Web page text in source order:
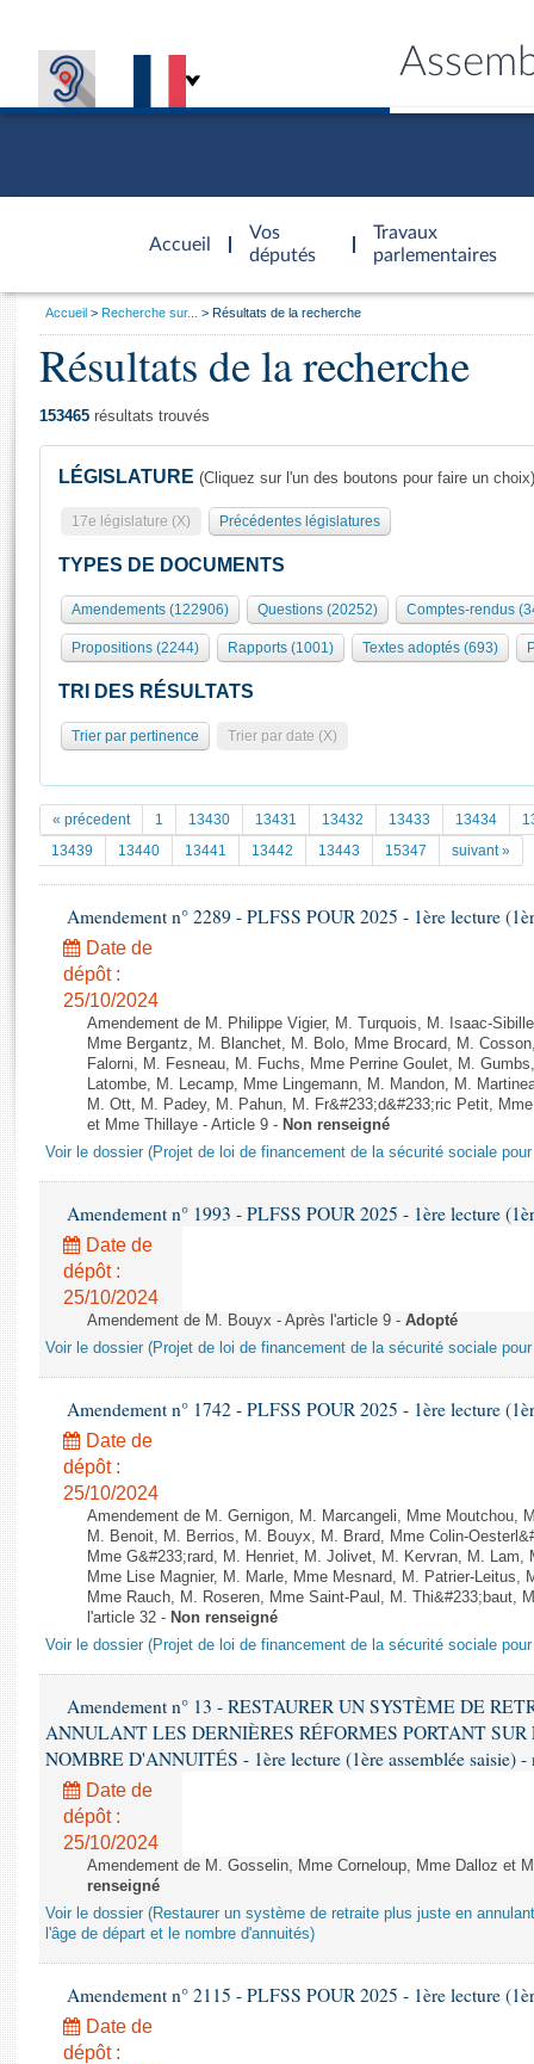
Accueil
d'accueil
Vos
députés
Travaux
parlementaires
Présidence
577 députés
Groupes politiques
Séance publique
Commissions et autres organes
Europe et International
Pétitions
Documents parlementaires
Projets de loi
Propositions de loi
Amendements
Textes adoptés
Rapports d'information
Rapports d'enquête
Rapports législatifs
Rapports sur l'application des lois
Baromètre de l’application des lois
Budget et sécurité sociale
Questions écrites et orales
Comptes rendus des débats
Général
Rôle et pouvoirs de l'Assemblée
Organisation de l'Assemblée
Présidence Conférence des Présidents Bureau Collège des
Statistiques et chiffres clés
Documents de référence
( Constitution | Règlement de l'Assemblée ... )
Histoire
Juniors
Anciennes législatures
Liens vers les sites publics
Visiter l'Assemblée
Visite virtuelle du palais Bourbon
Assister à une séance
La Bibliothèque
Les archives
Photos libres de droit
Vous
Accueil Recherche sur... Résultats de la recherche
Résultats de la recherche
153465 résultats trouvés
LÉGISLATURE (Cliquez sur l'un des boutons pour faire un choix)
17e législature (X) Précédentes législatures
TYPES DE DOCUMENTS
Amendements (122906) Questions (20252) Comptes-rendus
Propositions (2244) Rapports (1001) Textes adoptés (693)
TRI DES RÉSULTATS
Trier par pertinence Trier par date (X)
« précedent 1 13430 13431 13432 13433 13434
13439
13440 13441 13442 13443 15347 suivant »
Amendement n° 2289 - PLFSS POUR 2025 - 1ère lecture
Date de
dépôt :
25/10/2024
Amendement de M. Philippe Vigier, M. Turquois, M. Isaac-
Mme Bergantz, M. Blanchet, M. Bolo, Mme Brocard, M.
Falorni, M. Fesneau, M. Fuchs, Mme Perrine Goulet, M.
Latombe, M. Lecamp, Mme Lingemann, M. Mandon, M.
M. Ott, M. Padey, M. Pahun, M. Fr&#233;d&#233;ric Petit,
et Mme Thillaye - Article 9 - Non renseigné
Voir le dossier (Projet de loi de financement de la sécurité sociale pour
Amendement n° 1993 - PLFSS POUR 2025 - 1ère lecture
Date de
dépôt :
25/10/2024
Amendement de M. Bouyx - Après l'article 9 - Adopté
Voir le dossier (Projet de loi de financement de la sécurité sociale pour
Amendement n° 1742 - PLFSS POUR 2025 - 1ère lecture
Date de
dépôt :
25/10/2024
Amendement de M. Gernigon, M. Marcangeli, Mme Moutchou,
M. Benoit, M. Berrios, M. Bouyx, M. Brard, Mme Colin-
Mme G&#233;rard, M. Henriet, M. Jolivet, M. Kervran, M. Lam,
Mme Lise Magnier, M. Marle, Mme Mesnard, M. Patrier-Leitus,
Mme Rauch, M. Roseren, Mme Saint-Paul, M. Thi&#233;baut,
l'article 32 - Non renseigné
Voir le dossier (Projet de loi de financement de la sécurité sociale pour
Amendement n° 13 - RESTAURER UN SYSTÈME DE
ANNULANT LES DERNIÈRES RÉFORMES PORTANT
NOMBRE D'ANNUITÉS - 1ère lecture (1ère assemblée saisie) -
Date de
dépôt :
25/10/2024
Amendement de M. Gosselin, Mme Corneloup, Mme Dalloz et
renseigné
Voir le dossier (Restaurer un système de retraite plus juste en
l'âge de départ et le nombre d'annuités)
Amendement n° 2115 - PLFSS POUR 2025 - 1ère lecture
Date de
dépôt :